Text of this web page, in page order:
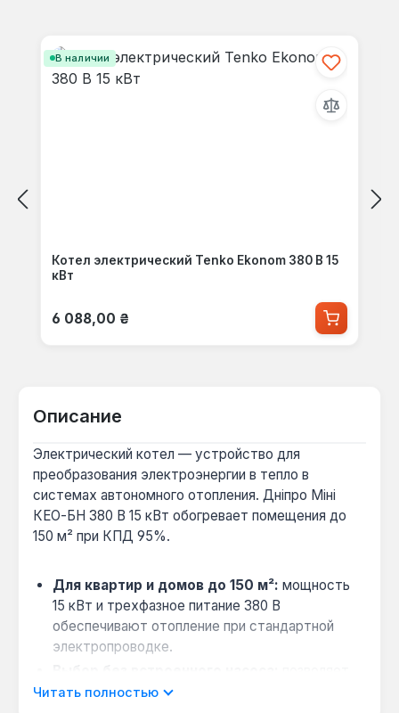
В наличии
Котел электрический Tenko Ekonom 380 В 15
кВт
Обычная цена:
6 088,00 ₴
Описание
Электрический котел — устройство для
преобразования электроэнергии в тепло в
системах автономного отопления. Дніпро Міні
КЕО-БН 380 В 15 кВт обогревает помещения до
150 м² при КПД 95%.
Для квартир и домов до 150 м²: мощность
15 кВт и трехфазное питание 380 В
обеспечивают отопление при стандартной
электропроводке.
установить внешний циркуляционный насос под
Читать полностью